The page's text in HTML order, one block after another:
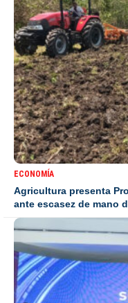
ECONOMÍA
Agricultura presenta
ante escasez de mano